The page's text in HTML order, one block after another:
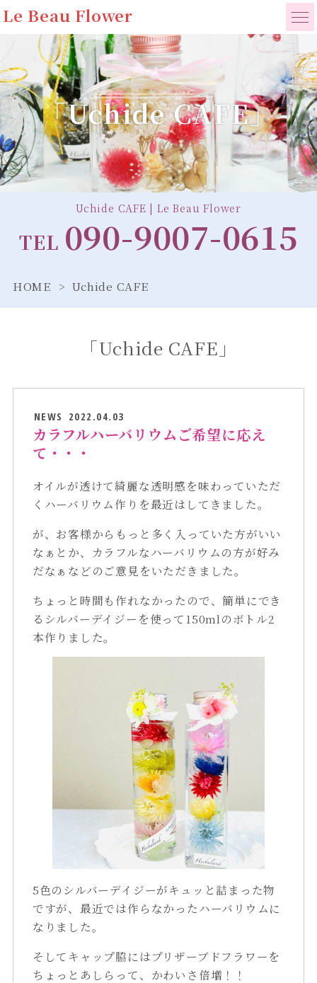
Le Beau Flower
「Uchide CAFE」
Uchide CAFE | Le Beau Flower
TEL 090-9007-0615
HOME Uchide CAFE
「Uchide CAFE」
NEWS 2022.04.03
カラフルハーバリウムご希望に応え
て・・・
オイルが透けて綺麗な透明感を味わっていただ
くハーバリウム作りを最近はしてきました。
が、お客様からもっと多く入っていた方がいい
なぁとか、カラフルなハーバリウムの方が好み
だなぁなどのご意見をいただきました。
ちょっと時間も作れなかったので、簡単にでき
るシルバーデイジーを使って150mlのボトル2
本作りました。
5色のシルバーデイジーがキュッと詰まった物
ですが、最近では作らなかったハーバリウムに
なりました。
そしてキャップ脇にはプリザーブドフラワーを
ちょっとあしらって、かわいさ倍増！！